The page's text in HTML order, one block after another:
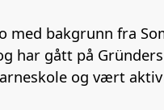
med bakgrunn fra
har gått på
og vært